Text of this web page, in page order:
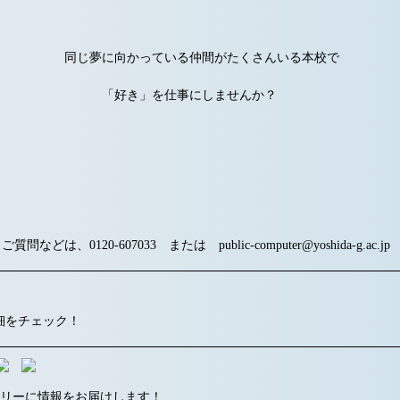
かっている仲間がたくさんいる本校で
を仕事にしませんか？
質問などは、0120-607033 または public-computer@yoshida-
チェック！
ーに情報をお届けします！